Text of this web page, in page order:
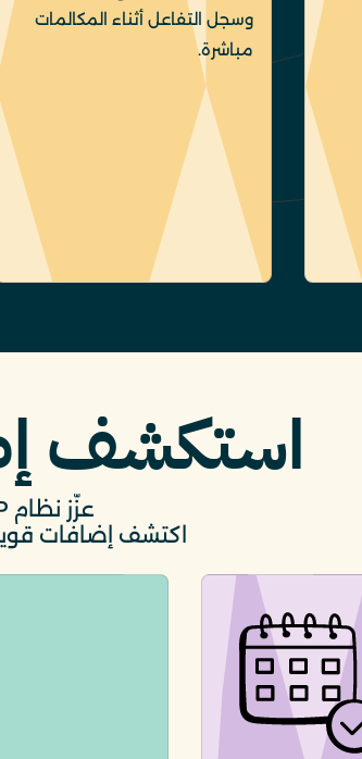
وسجل التفاعل أثناء المكالمات
مباشرة.
استكشف
عزّز نظام ERP الخاص بك
اكتشف إضافات